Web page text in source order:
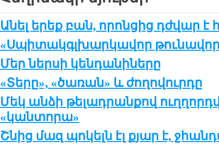
Անել երեք բան, որոնցից դժվար է
«Սպիտակգլխարկավոր թունավոր
Մեր ներսի կենդանիները
«Տերը», «ծառան» և ժողովուրդը
Մեկ անձի թելադրանքով
«կանտորա»
Շնից մազ պոկելն էլ քյար է,